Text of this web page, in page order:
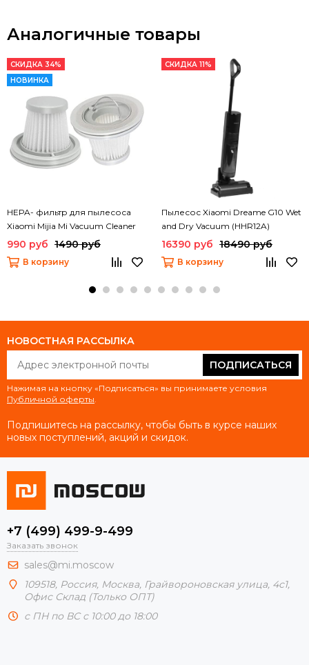
Аналогичные товары
СКИДКА 34%
НОВИНКА
HEPA- фильтр для пылесоса
Xiaomi Mijia Mi Vacuum Cleaner
mini (SSXCQ01XY) (2 шт)
990 руб 1490 руб
В корзину
СКИДКА 11%
Пылесос Xiaomi Dreame G10 Wet
and Dry Vacuum (HHR12A)
16390 руб 18490 руб
В корзину
НОВОСТНАЯ РАССЫЛКА
ПОДПИСАТЬСЯ
Нажимая на кнопку «Подписаться» вы принимаете условия
Публичной оферты.
Подпишитесь на рассылку, чтобы быть в курсе наших
новых поступлений, акций и скидок.
+7 (499) 499-9-499
Заказать звонок
sales@mi.moscow
109518, Россия, Москва, Грайвороновская улица, 4с1,
Офис Склад (Только ОПТ)
с ПН по ВС с 10:00 до 18:00